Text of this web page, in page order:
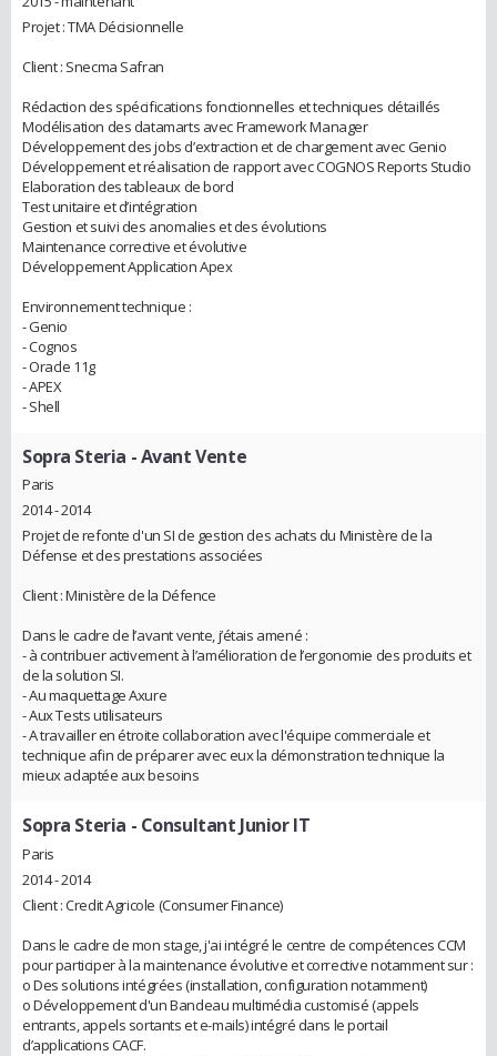
Projet : TMA Décisionnelle
Client : Snecma Safran
Rédaction des spécifications fonctionnelles et techniques détaillés
Modélisation des datamarts avec Framework Manager
Développement des jobs d’extraction et de chargement avec Genio
Développement et réalisation de rapport avec COGNOS Reports Studio
Elaboration des tableaux de bord
Test unitaire et d’intégration
Gestion et suivi des anomalies et des évolutions
Maintenance corrective et évolutive
Développement Application Apex
Environnement technique :
- Genio
- Cognos
- Oracle 11g
- APEX
- Shell
Sopra Steria - Avant Vente
Paris
2014 - 2014
Projet de refonte d'un SI de gestion des achats du Ministère de la
Défense et des prestations associées
Client : Ministère de la Défence
Dans le cadre de l’avant vente, j’étais amené :
- à contribuer activement à l’amélioration de l’ergonomie des produits et
de la solution SI.
- Au maquettage Axure
- Aux Tests utilisateurs
- A travailler en étroite collaboration avec l'équipe commerciale et
technique afin de préparer avec eux la démonstration technique la
mieux adaptée aux besoins
Sopra Steria - Consultant Junior IT
Paris
2014 - 2014
Client : Credit Agricole (Consumer Finance)
Dans le cadre de mon stage, j'ai intégré le centre de compétences CCM
pour participer à la maintenance évolutive et corrective notamment sur :
o Des solutions intégrées (installation, configuration notamment)
o Développement d'un Bandeau multimédia customisé (appels
entrants, appels sortants et e-mails) intégré dans le portail
d’applications CACF.